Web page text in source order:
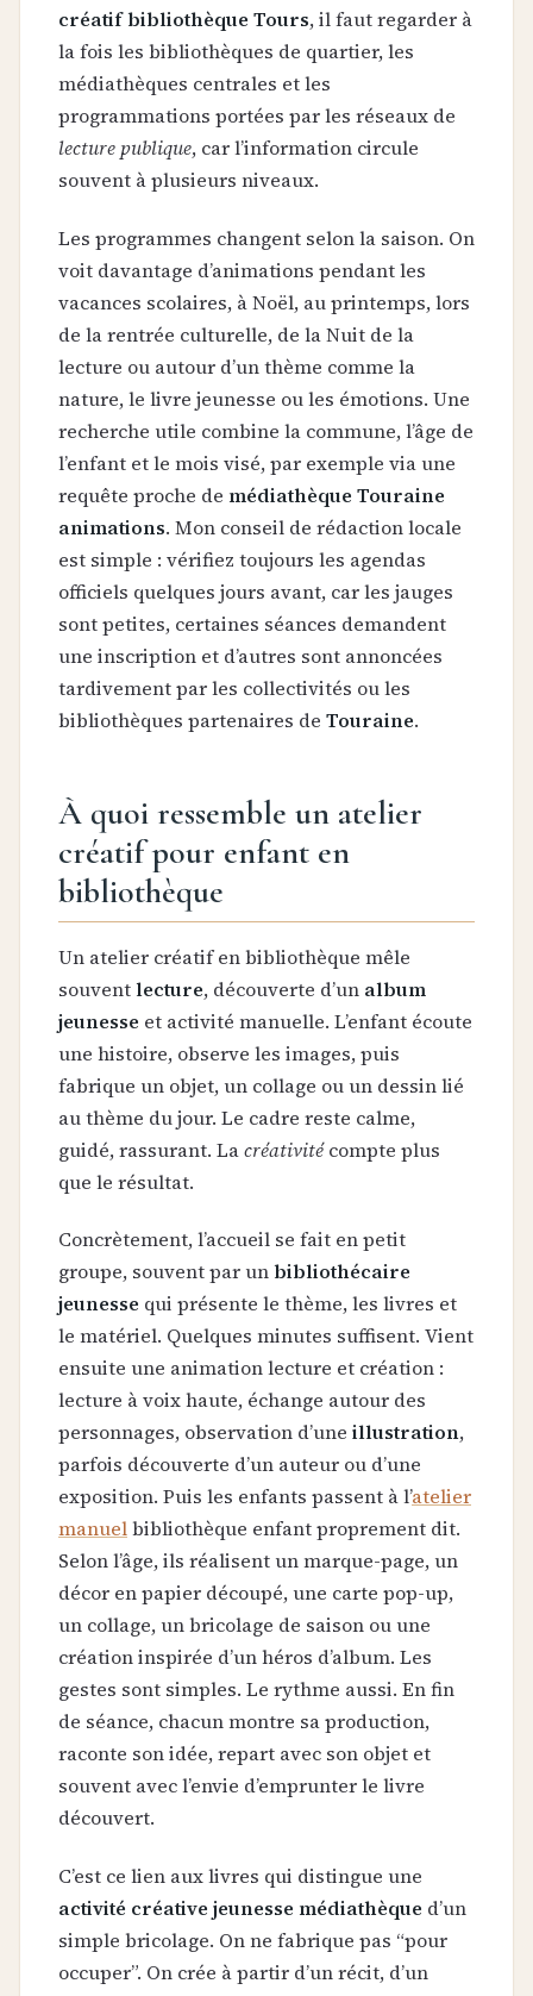
créatif bibliothèque Tours, il faut regarder à
la fois les bibliothèques de quartier, les
médiathèques centrales et les
programmations portées par les réseaux de
lecture publique, car l’information circule
souvent à plusieurs niveaux.
Les programmes changent selon la saison. On
voit davantage d’animations pendant les
vacances scolaires, à Noël, au printemps, lors
de la rentrée culturelle, de la Nuit de la
lecture ou autour d’un thème comme la
nature, le livre jeunesse ou les émotions. Une
recherche utile combine la commune, l’âge de
l’enfant et le mois visé, par exemple via une
requête proche de médiathèque Touraine
animations. Mon conseil de rédaction locale
est simple : vérifiez toujours les agendas
officiels quelques jours avant, car les jauges
sont petites, certaines séances demandent
une inscription et d’autres sont annoncées
tardivement par les collectivités ou les
bibliothèques partenaires de Touraine.
À quoi ressemble un atelier
créatif pour enfant en
bibliothèque
Un atelier créatif en bibliothèque mêle
souventlecture, découverte d’un album
jeunesse et activité manuelle. L’enfant écoute
une histoire, observe les images, puis
fabrique un objet, un collage ou un dessin lié
au thème du jour. Le cadre reste calme,
guidé, rassurant. Lacréativitécompte plus
que le résultat.
Concrètement, l’accueil se fait en petit
groupe, souvent par unbibliothécaire
jeunesse qui présente le thème, les livres et
le matériel. Quelques minutes suffisent. Vient
ensuite une animation lecture et création :
lecture à voix haute, échange autour des
personnages, observation d’une illustration,
parfois découverte d’un auteur ou d’une
exposition. Puis les enfants passent à l’atelier
manuelbibliothèque enfant proprement dit.
Selon l’âge, ils réalisent un marque-page, un
décor en papier découpé, une carte pop-up,
un collage, un bricolage de saison ou une
création inspirée d’un héros d’album. Les
gestes sont simples. Le rythme aussi. En fin
de séance, chacun montre sa production,
raconte son idée, repart avec son objet et
souvent avec l’envie d’emprunter le livre
découvert.
C’est ce lien aux livres qui distingue une
activité créative jeunesse médiathèque d’un
simple bricolage. On ne fabrique pas “pour
occuper”. On crée à partir d’un récit, d’un